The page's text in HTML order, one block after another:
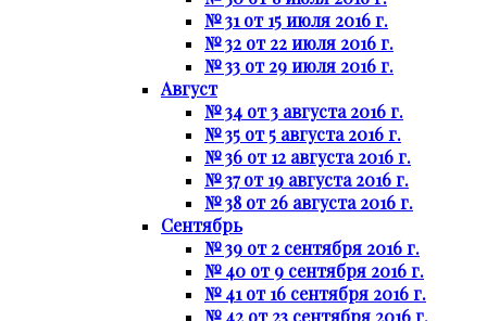
№ 31 от 15 июля 2016 г.
№ 32 от 22 июля 2016 г.
№ 33 от 29 июля 2016 г.
Август
№ 34 от 3 августа 2016 г.
№ 35 от 5 августа 2016 г.
№ 36 от 12 августа 2016 г.
№ 37 от 19 августа 2016 г.
№ 38 от 26 августа 2016 г.
Сентябрь
№ 39 от 2 сентября 2016 г.
№ 40 от 9 сентября 2016 г.
№ 41 от 16 сентября 2016 г.
№ 42 от 23 сентября 2016 г.